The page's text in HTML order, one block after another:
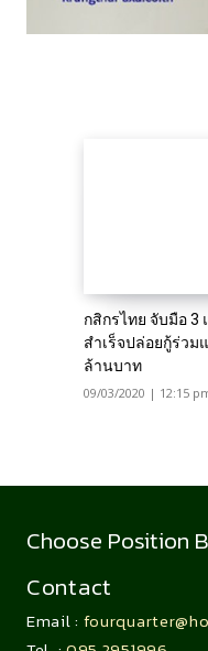
กสิกรไทย จับมือ 3
สำเร็จปล่อยกู้ร่วม
ล้านบาท
09/03/2020 | 12:15
Choose Position
Contact
Email :